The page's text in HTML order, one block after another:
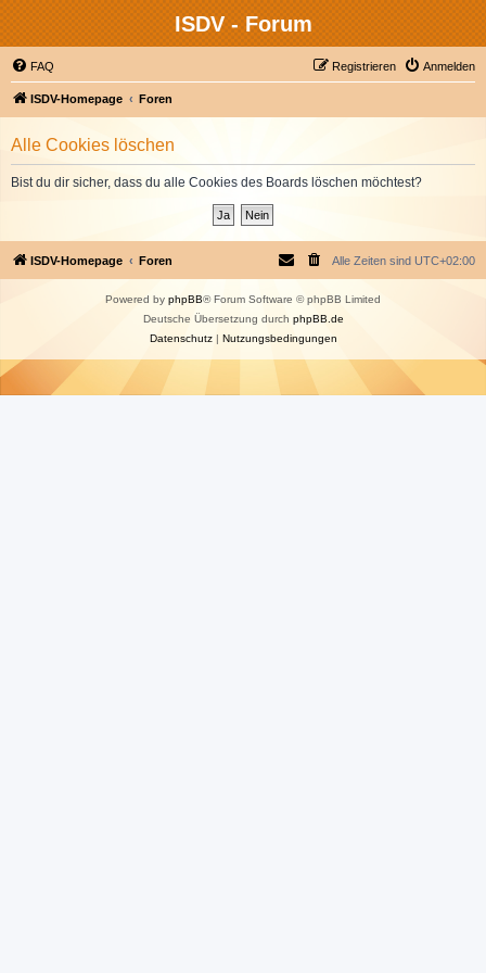
ISDV - Forum
FAQ Anmelden
Registrieren
ISDV-Homepage Foren
Alle Cookies löschen
Bist du dir sicher, dass du alle Cookies des Boards löschen möchtest?
ISDV-Homepage Foren Alle Zeiten sind UTC+02:00
Powered by phpBB® Forum Software © phpBB Limited
Deutsche Übersetzung durch phpBB.de
Datenschutz| Nutzungsbedingungen